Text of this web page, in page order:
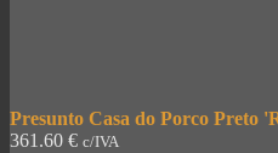
Presunto Casa do Porco Preto
361.60 € c/IVA